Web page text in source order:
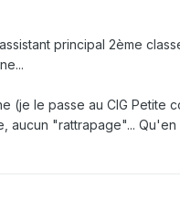
principal 2ème
(je le passe au CIG
aucun "rattrapage"...